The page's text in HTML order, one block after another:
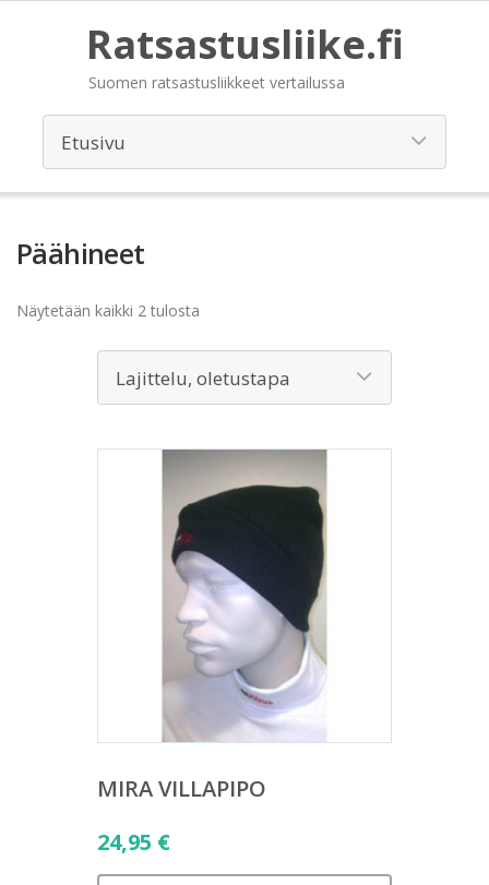
Ratsastusliike.fi
Suomen ratsastusliikkeet vertailussa
Päähineet
Näytetään kaikki 2 tulosta
MIRA VILLAPIPO
24,95 €